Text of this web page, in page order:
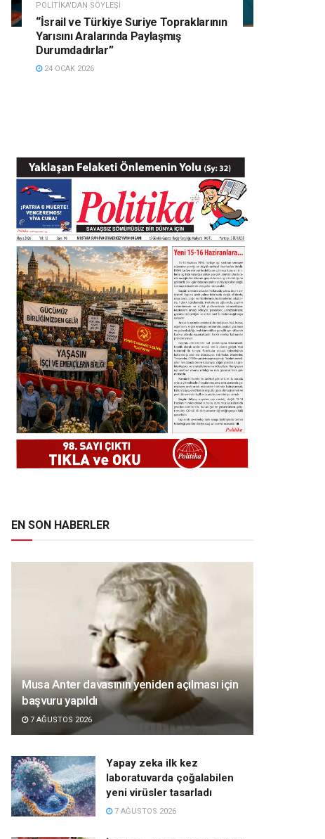
POLITIKA'DAN SÖYLEŞI
“İsrail ve Türkiye Suriye Topraklarının
Yarısını Aralarında Paylaşmış
Durumdadırlar”
24 OCAK 2026
EN SON HABERLER
Musa Anter davasının yeniden açılması için
başvuru yapıldı
7 AĞUSTOS 2026
Yapay zeka ilk kez
laboratuvarda çoğalabilen
yeni virüsler tasarladı
7 AĞUSTOS 2026